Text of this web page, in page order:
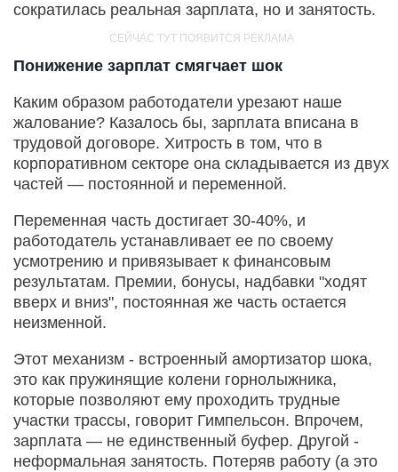
сократилась реальная зарплата, но и занятость.
Понижение зарплат смягчает шок
Каким образом работодатели урезают наше
жалование? Казалось бы, зарплата вписана в
трудовой договоре. Хитрость в том, что в
корпоративном секторе она складывается из двух
частей — постоянной и переменной.
Переменная часть достигает 30-40%, и
работодатель устанавливает ее по своему
усмотрению и привязывает к финансовым
результатам. Премии, бонусы, надбавки "ходят
вверх и вниз", постоянная же часть остается
неизменной.
Этот механизм - встроенный амортизатор шока,
это как пружинящие колени горнолыжника,
которые позволяют ему проходить трудные
участки трассы, говорит Гимпельсон. Впрочем,
зарплата — не единственный буфер. Другой -
неформальная занятость. Потеряв работу (а это